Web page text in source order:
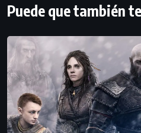
Puede que también